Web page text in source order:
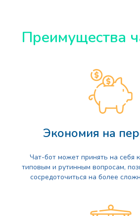
Преимущества
Экономия на
Чат-бот может принять на себя
типовым и рутинным вопросам,
сосредоточиться на более